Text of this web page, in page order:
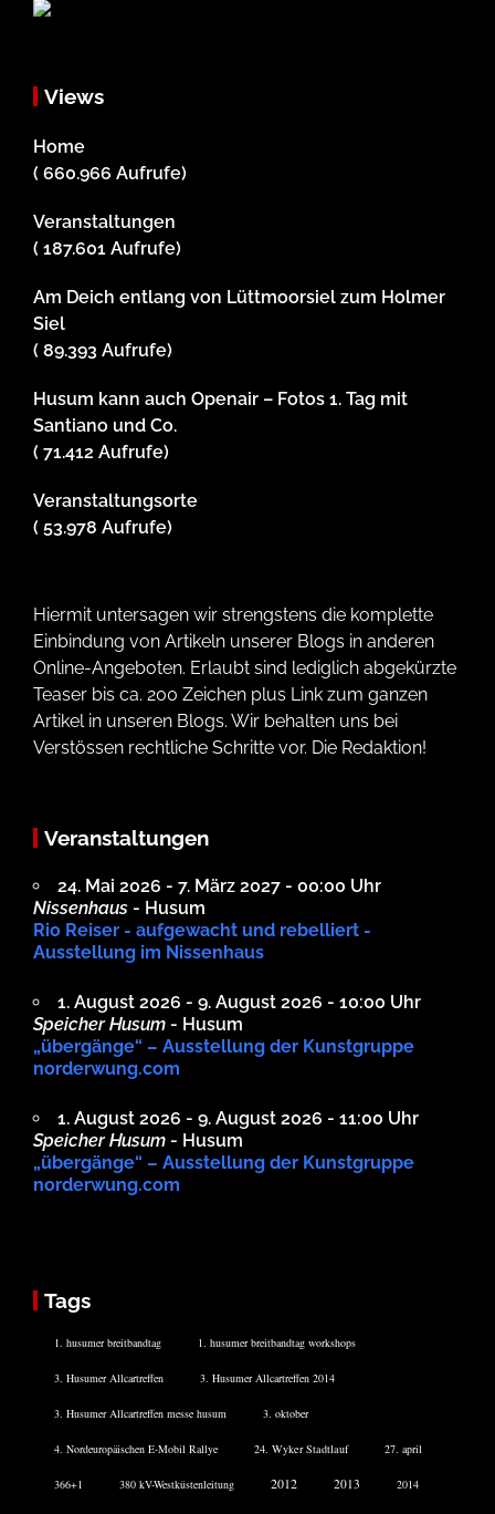
Views
Home
( 660.966 Aufrufe)
Veranstaltungen
( 187.601 Aufrufe)
Am Deich entlang von Lüttmoorsiel zum Holmer
Siel
( 89.393 Aufrufe)
Husum kann auch Openair – Fotos 1. Tag mit
Santiano und Co.
( 71.412 Aufrufe)
Veranstaltungsorte
( 53.978 Aufrufe)
Hiermit untersagen wir strengstens die komplette
Einbindung von Artikeln unserer Blogs in anderen
Online-Angeboten. Erlaubt sind lediglich abgekürzte
Teaser bis ca. 200 Zeichen plus Link zum ganzen
Artikel in unseren Blogs. Wir behalten uns bei
Verstössen rechtliche Schritte vor. Die Redaktion!
Veranstaltungen
24. Mai 2026 - 7. März 2027 - 00:00 Uhr
Nissenhaus - Husum
Rio Reiser - aufgewacht und rebelliert -
Ausstellung im Nissenhaus
1. August 2026 - 9. August 2026 - 10:00 Uhr
Speicher Husum - Husum
„übergänge“ – Ausstellung der Kunstgruppe
norderwung.com
1. August 2026 - 9. August 2026 - 11:00 Uhr
Speicher Husum - Husum
„übergänge“ – Ausstellung der Kunstgruppe
norderwung.com
Tags
1. husumer breitbandtag 1. husumer breitbandtag workshops
3. Husumer Allcartreffen 3. Husumer Allcartreffen 2014
3. Husumer Allcartreffen messe husum 3. oktober
4. Nordeuropäischen E-Mobil Rallye 24. Wyker Stadtlauf 27. april
366+1 380 kV-Westküstenleitung 2012 2013 2014